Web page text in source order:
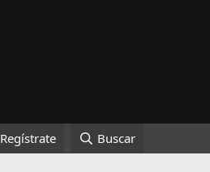
Regístrate Buscar